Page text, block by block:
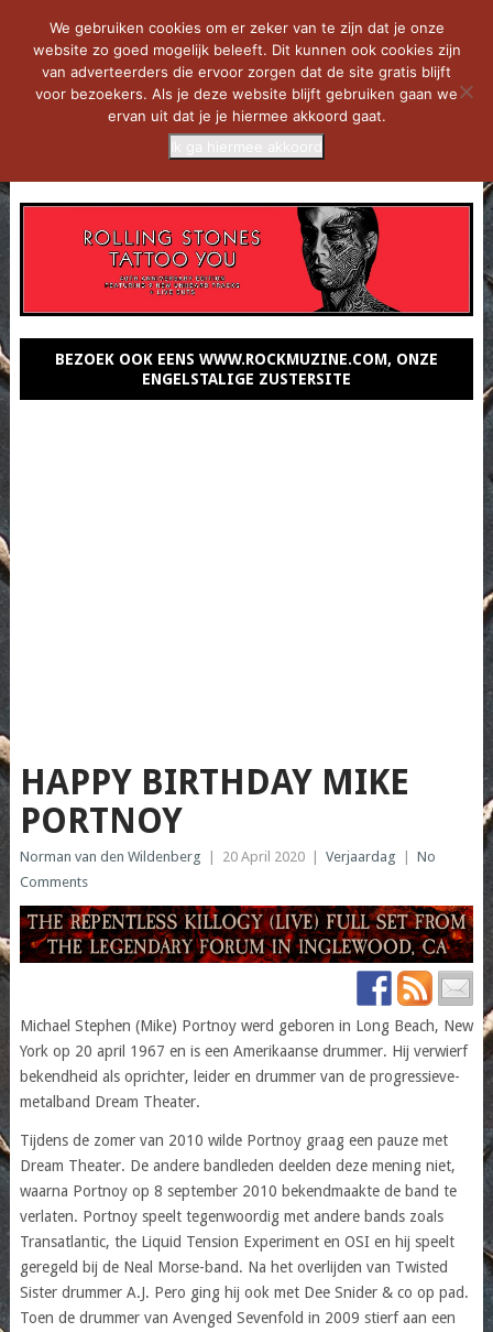
BEZOEK OOK EENS WWW.ROCKMUZINE.COM, ONZE
ENGELSTALIGE ZUSTERSITE
HAPPY BIRTHDAY MIKE
PORTNOY
Norman van den Wildenberg 20 April 2020 Verjaardag
No
Comments
Michael Stephen (Mike) Portnoy werd geboren in Long Beach, New
York op 20 april 1967 en is een Amerikaanse drummer. Hij verwierf
bekendheid als oprichter, leider en drummer van de progressieve-
metalband Dream Theater.
Tijdens de zomer van 2010 wilde Portnoy graag een pauze met
Dream Theater. De andere bandleden deelden deze mening niet,
waarna Portnoy op 8 september 2010 bekendmaakte de band te
verlaten. Portnoy speelt tegenwoordig met andere bands zoals
Transatlantic, the Liquid Tension Experiment en OSI en hij speelt
geregeld bij de Neal Morse-band. Na het overlijden van Twisted
Sister drummer A.J. Pero ging hij ook met Dee Snider & co op pad.
Toen de drummer van Avenged Sevenfold in 2009 stierf aan een
We gebruiken cookies om er zeker van te zijn dat je onze
website zo goed mogelijk beleeft. Dit kunnen ook cookies zijn
van adverteerders die ervoor zorgen dat de site gratis blijft
voor bezoekers. Als je deze website blijft gebruiken gaan we
ervan uit dat je je hiermee akkoord gaat.
Ik ga hiermee akkoord